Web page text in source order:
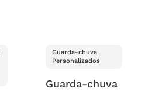
Guarda-chuva
Personalizados
Guarda-chuva